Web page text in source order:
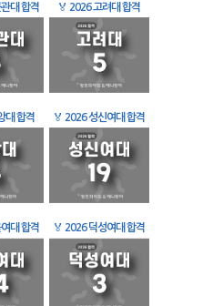
대 합격 🏅 2026 고려대 합격
대 합격 🏅 2026 성신여대 합격
대 합격 🏅 2026 덕성여대 합격